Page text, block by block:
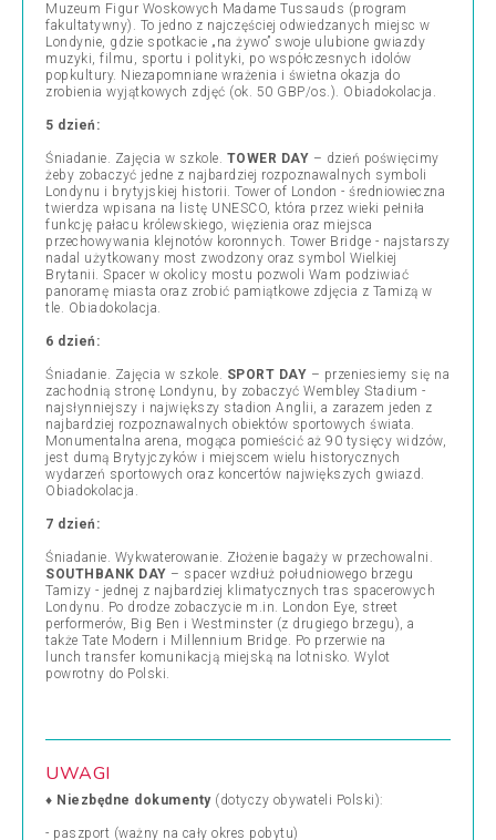
Muzeum Figur Woskowych Madame Tussauds (program
fakultatywny). To jedno z najczęściej odwiedzanych miejsc w
Londynie, gdzie spotkacie „na żywo” swoje ulubione gwiazdy
muzyki, filmu, sportu i polityki, po współczesnych idolów
popkultury. Niezapomniane wrażenia i świetna okazja do
zrobienia wyjątkowych zdjęć (ok. 50 GBP/os.). Obiadokolacja.
5 dzień:
Śniadanie. Zajęcia w szkole. TOWER DAY – dzień poświęcimy
żeby zobaczyć jedne z najbardziej rozpoznawalnych symboli
Londynu i brytyjskiej historii. Tower of London - średniowieczna
twierdza wpisana na listę UNESCO, która przez wieki pełniła
funkcję pałacu królewskiego, więzienia oraz miejsca
przechowywania klejnotów koronnych. Tower Bridge - najstarszy
nadal użytkowany most zwodzony oraz symbol Wielkiej
Brytanii. Spacer w okolicy mostu pozwoli Wam podziwiać
panoramę miasta oraz zrobić pamiątkowe zdjęcia z Tamizą w
tle. Obiadokolacja.
6 dzień:
Śniadanie. Zajęcia w szkole. SPORT DAY – przeniesiemy się na
zachodnią stronę Londynu, by zobaczyć Wembley Stadium -
najsłynniejszy i największy stadion Anglii, a zarazem jeden z
najbardziej rozpoznawalnych obiektów sportowych świata.
Monumentalna arena, mogąca pomieścić aż 90 tysięcy widzów,
jest dumą Brytyjczyków i miejscem wielu historycznych
wydarzeń sportowych oraz koncertów największych gwiazd.
Obiadokolacja.
7 dzień:
Śniadanie. Wykwaterowanie. Złożenie bagaży w przechowalni.
SOUTHBANK DAY – spacer wzdłuż południowego brzegu
Tamizy - jednej z najbardziej klimatycznych tras spacerowych
Londynu. Po drodze zobaczycie m.in. London Eye, street
performerów, Big Ben i Westminster (z drugiego brzegu), a
także Tate Modern i Millennium Bridge. Po przerwie na
lunch transfer komunikacją miejską na lotnisko. Wylot
powrotny do Polski.
UWAGI
♦ Niezbędne dokumenty(dotyczy obywateli Polski):
- paszport (ważny na cały okres pobytu)